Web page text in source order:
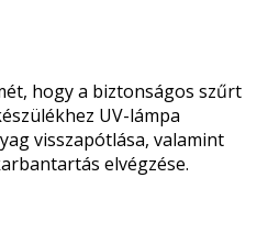
hogy a biztonságos szűrt
UV-lámpa
visszapótlása, valamint
elvégzése.